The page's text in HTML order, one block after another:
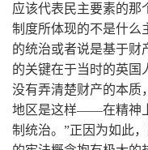
应该代表民主要素的那
制度所体现的不是什么
的统治或者说是基于财
的关键在于当时的英国
没有弄清楚财产的本
地区是这样——在精神
制统治。”正因为如此